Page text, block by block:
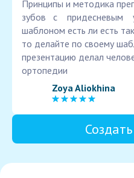
Принципы и методика
зубов с придесневым
шаблоном есть ли есть
то делайте по своему
презентацию делал
ортопедии
Zoya Aliokhina